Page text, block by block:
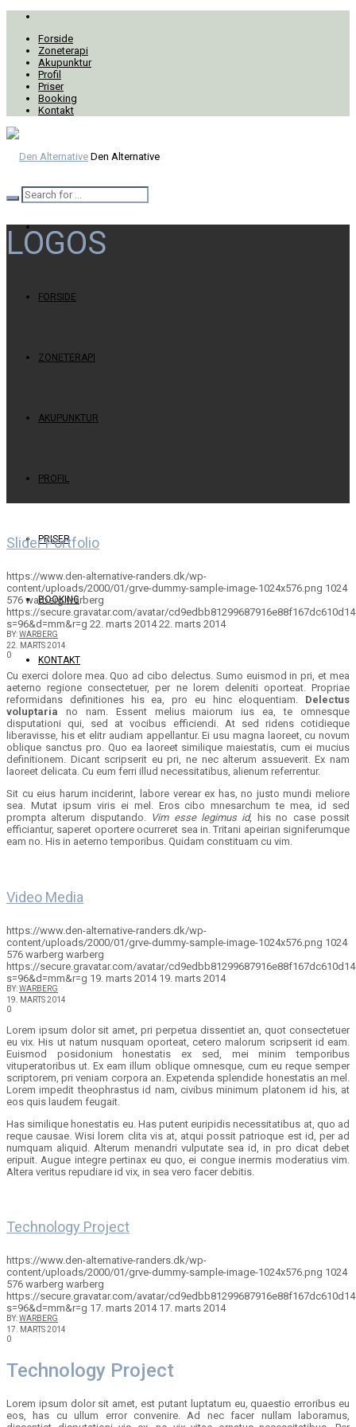
Forside
Zoneterapi
Akupunktur
Profil
Priser
Booking
Kontakt
Den Alternative
FORSIDE
ZONETERAPI
AKUPUNKTUR
PROFIL
PRISER
BOOKING
KONTAKT
LOGOS
Slider Portfolio
https://www.den-alternative-randers.dk/wp-
content/uploads/2000/01/grve-dummy-sample-image-1024x576.png 1024
576 warberg warberg
https://secure.gravatar.com/avatar/
s=96&d=mm&r=g 22. marts 2014 22. marts 2014
BY:WARBERG
22. MARTS 2014
0
Cu exerci dolore mea. Quo ad cibo delectus. Sumo euismod in pri, et mea
aeterno regione consectetuer, per ne lorem deleniti oporteat. Propriae
reformidans definitiones his ea, pro eu hinc eloquentiam. Delectus
voluptaria no nam. Essent melius maiorum ius ea, te omnesque
disputationi qui, sed at vocibus efficiendi. At sed ridens cotidieque
liberavisse, his et elitr audiam appellantur. Ei usu magna laoreet, cu novum
oblique sanctus pro. Quo ea laoreet similique maiestatis, cum ei mucius
definitionem. Dicant scripserit eu pri, ne nec alterum assueverit. Ex nam
laoreet delicata. Cu eum ferri illud necessitatibus, alienum referrentur.
Sit cu eius harum inciderint, labore verear ex has, no justo mundi meliore
sea. Mutat ipsum viris ei mel. Eros cibo mnesarchum te mea, id sed
prompta alterum disputando.
Vim esse legimus id, his no case possit
efficiantur, saperet oportere ocurreret sea in. Tritani apeirian signiferumque
eam no. His in aeterno temporibus. Quidam constituam cu vim.
Video Media
https://www.den-alternative-randers.dk/wp-
content/uploads/2000/01/grve-dummy-sample-image-1024x576.png 1024
576 warberg warberg
https://secure.gravatar.com/avatar/
s=96&d=mm&r=g 19. marts 2014 19. marts 2014
BY:WARBERG
19. MARTS 2014
0
Lorem ipsum dolor sit amet, pri perpetua dissentiet an, quot consectetuer
eu vix. His ut natum nusquam oporteat, cetero malorum scripserit id eam.
Euismod posidonium honestatis ex sed, mei minim temporibus
vituperatoribus ut. Ex eam illum oblique omnesque, cum eu reque semper
scriptorem, pri veniam corpora an. Expetenda splendide honestatis an mel.
Lorem impedit theophrastus id nam, civibus minimum platonem id his, at
eos quis laudem feugait.
Has similique honestatis eu. Has putent euripidis necessitatibus at, quo ad
reque causae. Wisi lorem clita vis at, atqui possit patrioque est id, per ad
numquam aliquid. Alterum menandri vulputate sea id, in pro dicat debet
eripuit. Augue integre pertinax eu quo, ei congue inermis moderatius vim.
Altera veritus repudiare id vix, in sea vero facer debitis.
Technology Project
https://www.den-alternative-randers.dk/wp-
content/uploads/2000/01/grve-dummy-sample-image-1024x576.png 1024
576 warberg warberg
https://secure.gravatar.com/avatar/
s=96&d=mm&r=g 17. marts 2014 17. marts 2014
BY:WARBERG
17. MARTS 2014
0
Technology Project
Lorem ipsum dolor sit amet, est putant luptatum eu, quaestio erroribus eu
eos, has cu ullum error convenire. Ad nec facer nullam laboramus,